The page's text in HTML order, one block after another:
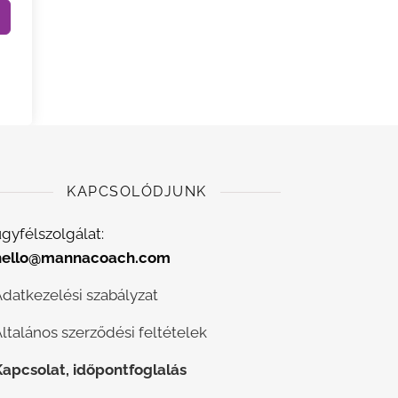
KAPCSOLÓDJUNK
szabályzat
szerződési feltételek
időpontfoglalás